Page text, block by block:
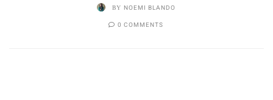
BY NOEMI BLANDO
0 COMMENTS